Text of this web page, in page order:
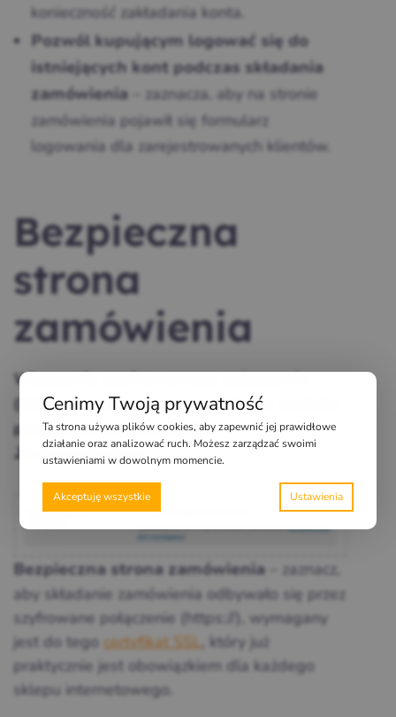
konieczność zakładania konta.
Pozwól kupującym logować się do
istniejących kont podczas składania
zamówienia
– zaznacza, aby na stronie
zamówienia pojawił się formularz
logowania dla zarejestrowanych klientów.
Bezpieczna
strona
zamówienia
Włączenie szyfrowanego połączenia
(https://) na stronie zamówienia zostało
przeniesione do zakładki
Zaawansowane
Bezpieczna strona zamówienia
– zaznacz,
aby składanie zamówienia odbywało się przez
szyfrowane połączenie (https://), wymagany
jest do tego certyfikat SSL , który już
praktycznie jest obowiązkiem dla każdego
sklepu internetowego.
Cenimy Twoją prywatność
Ta strona używa plików cookies, aby zapewnić jej prawidłowe
działanie oraz analizować ruch. Możesz zarządzać swoimi
ustawieniami w dowolnym momencie.
Akceptuję wszystkie